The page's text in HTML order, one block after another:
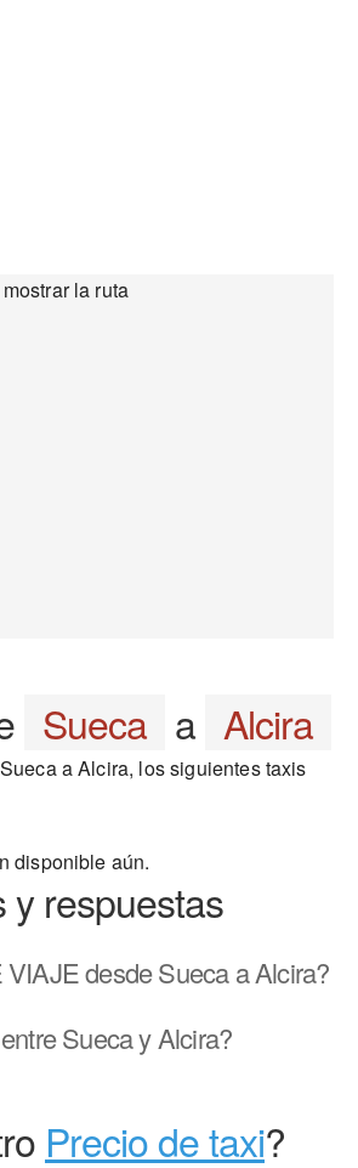
la ruta
Sueca a Alcira
a Alcira, los siguientes taxis
disponible aún.
y respuestas
VIAJEdesde Sueca a Alcira?
Sueca y Alcira?
Precio de taxi?